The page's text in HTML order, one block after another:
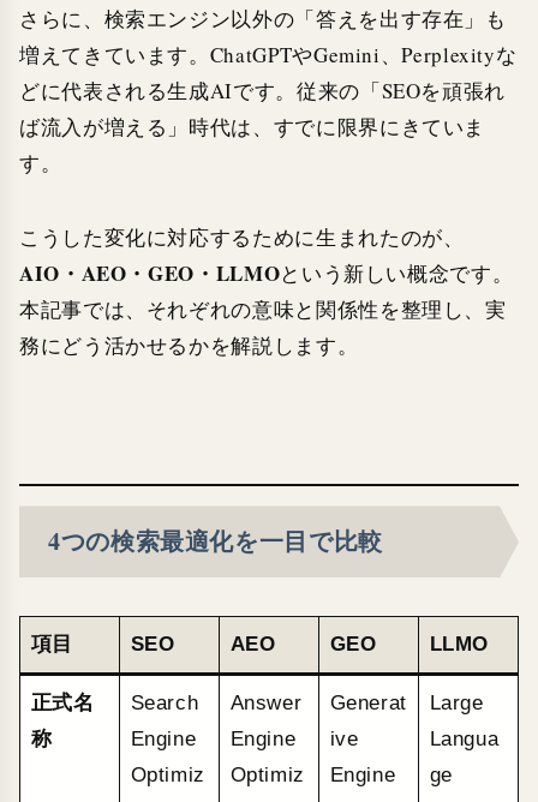
さらに、検索エンジン以外の「答えを出す存在」も
増えてきています。ChatGPTやGemini、Perplexityな
どに代表される生成AIです。従来の「SEOを頑張れ
ば流入が増える」時代は、すでに限界にきていま
す。
こうした変化に対応するために生まれたのが、
AIO・AEO・GEO・LLMOという新しい概念です。
本記事では、それぞれの意味と関係性を整理し、実
務にどう活かせるかを解説します。
4つの検索最適化を一目で比較
項目 SEO AEO GEO LLMO
正式名
称
Search
Engine
Optimiz
Answer
Engine
Optimiz
Generat
ive
Engine
Large
Langua
ge